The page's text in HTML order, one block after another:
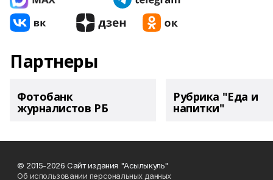
Партнеры
Фотобанк
журналистов РБ
Рубрика "Еда и
напитки"
© 2015-2026 Сайт издания "Асылыкуль"
Об использовании персональных данных